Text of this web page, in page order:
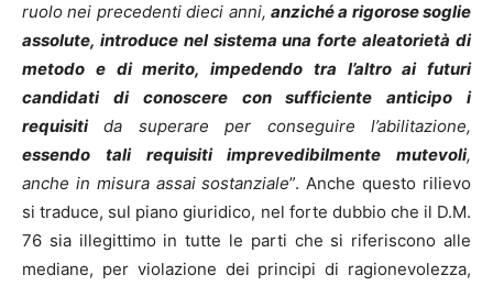
ruolo nei precedenti dieci anni, anziché a rigorose soglie
assolute, introduce nel sistema una forte aleatorietà di
metodo e di merito, impedendo tra l’altro ai futuri
candidati di conoscere con sufficiente anticipo i
requisitida superare per conseguire l’abilitazione,
essendo tali requisiti imprevedibilmente mutevoli,
anche in misura assai sostanziale”. Anche questo rilievo
si traduce, sul piano giuridico, nel forte dubbio che il D.M.
76 sia illegittimo in tutte le parti che si riferiscono alle
mediane, per violazione dei principi di ragionevolezza,